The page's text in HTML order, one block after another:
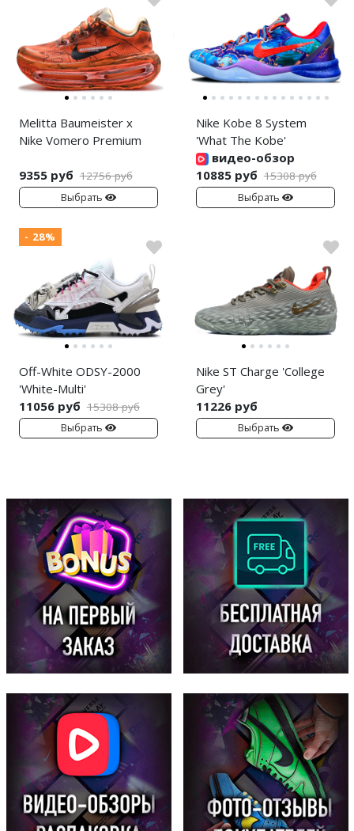
Melitta Baumeister x
Nike Vomero Premium
9355 руб 12756 руб
Выбрать
Nike Kobe 8 System
'What The Kobe'
видео-обзор
10885 руб 15308 руб
Выбрать
- 28%
Off-White ODSY-2000
'White-Multi'
11056 руб 15308 руб
Выбрать
Nike ST Charge 'College
Grey'
11226 руб
Выбрать